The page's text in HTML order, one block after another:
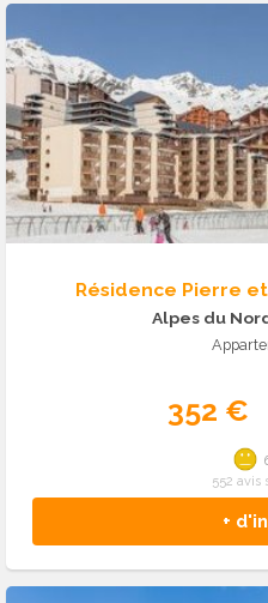
Résidence Pierre
Alpes du
352 €
+
552 avis